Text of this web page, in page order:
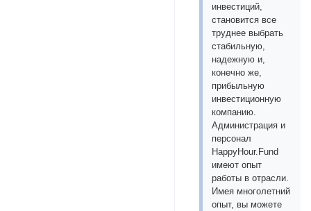
инвестиций,
становится все
труднее выбрать
стабильную,
надежную и,
конечно же,
прибыльную
инвестиционную
компанию.
Администрация и
персонал
HappyHour.Fund
имеют опыт
работы в отрасли.
Имея многолетний
опыт, вы можете